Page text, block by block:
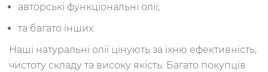
авторські функціональні олії;
та багато інших
Наші натуральні олії цінують за їхню ефективність,
чистоту складу та високу якість. Багато покупців